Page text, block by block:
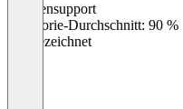
Kundensupport
Kategorie-Durchschnitt: 90 %
Ausgezeichnet